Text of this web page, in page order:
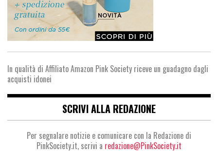
In qualità di Affiliato Amazon Pink Society riceve un guadagno dagli
acquisti idonei
SCRIVI ALLA REDAZIONE
Per segnalare notizie e comunicare con la Redazione di
PinkSociety.it, scrivi a redazione@PinkSociety.it